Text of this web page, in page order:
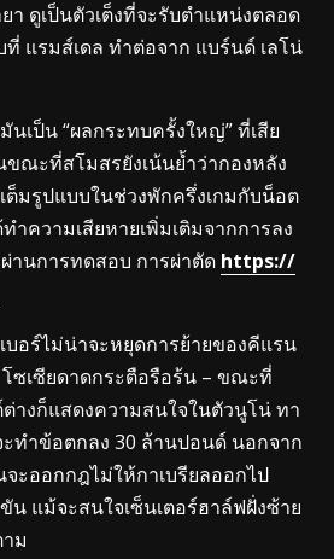
า ดูเป็นตัวเต็งที่จะรับตำแหน่งตลอด
ที่ แรมส์เดล ทำต่อจาก แบร์นด์ เลโน่
นเป็น “ผลกระทบครั้งใหญ่” ที่เสีย
ณะที่สโมสรยังเน้นย้ำว่ากองหลัง
ต็มรูปแบบในช่วงพักครึ่งเกมกับน็อต
ำความเสียหายเพิ่มเติมจากการลง
านการทดสอบ การผ่าตัด https://
บอร์ไม่น่าจะหยุดการย้ายของคีแรน
โซเซียดาดกระตือรือร้น – ขณะที่
างก็แสดงความสนใจในตัวนูโน่ ทา
ะทำข้อตกลง 30 ล้านปอนด์ นอกจาก
จะออกกฎไม่ให้กาเบรียลออกไป
แม้จะสนใจเซ็นเตอร์ฮาล์ฟฝั่งซ้าย
ม